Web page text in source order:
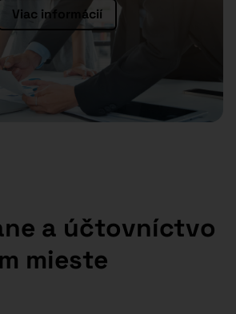
Viac informácií
a účtovníctvo
mieste